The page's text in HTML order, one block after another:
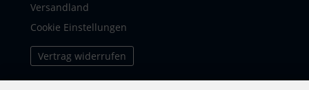
Versandland
Cookie Einstellungen
Vertrag widerrufen